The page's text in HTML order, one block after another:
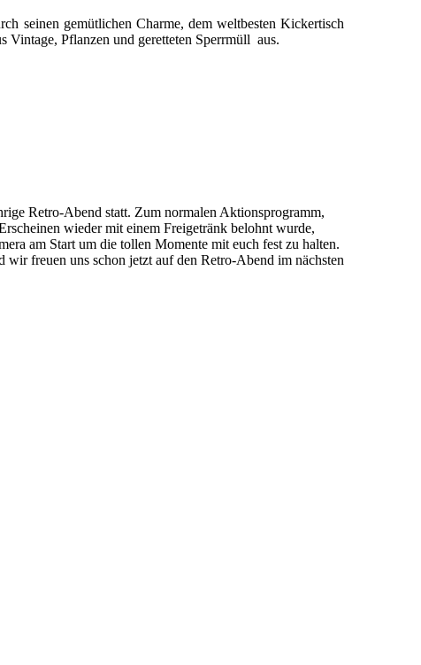
seinen gemütlichen Charme, dem weltbesten Kickertisch
Vintage, Pflanzen und geretteten Sperrmüll aus.
Retro-Abend statt. Zum normalen Aktionsprogramm,
wieder mit einem Freigetränk belohnt wurde,
am Start um die tollen Momente mit euch fest zu halten.
wir freuen uns schon jetzt auf den Retro-Abend im nächsten